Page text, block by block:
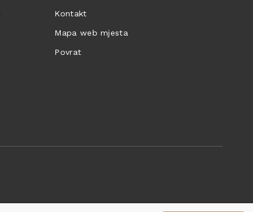
Kontakt
Mapa web mjesta
Povrat